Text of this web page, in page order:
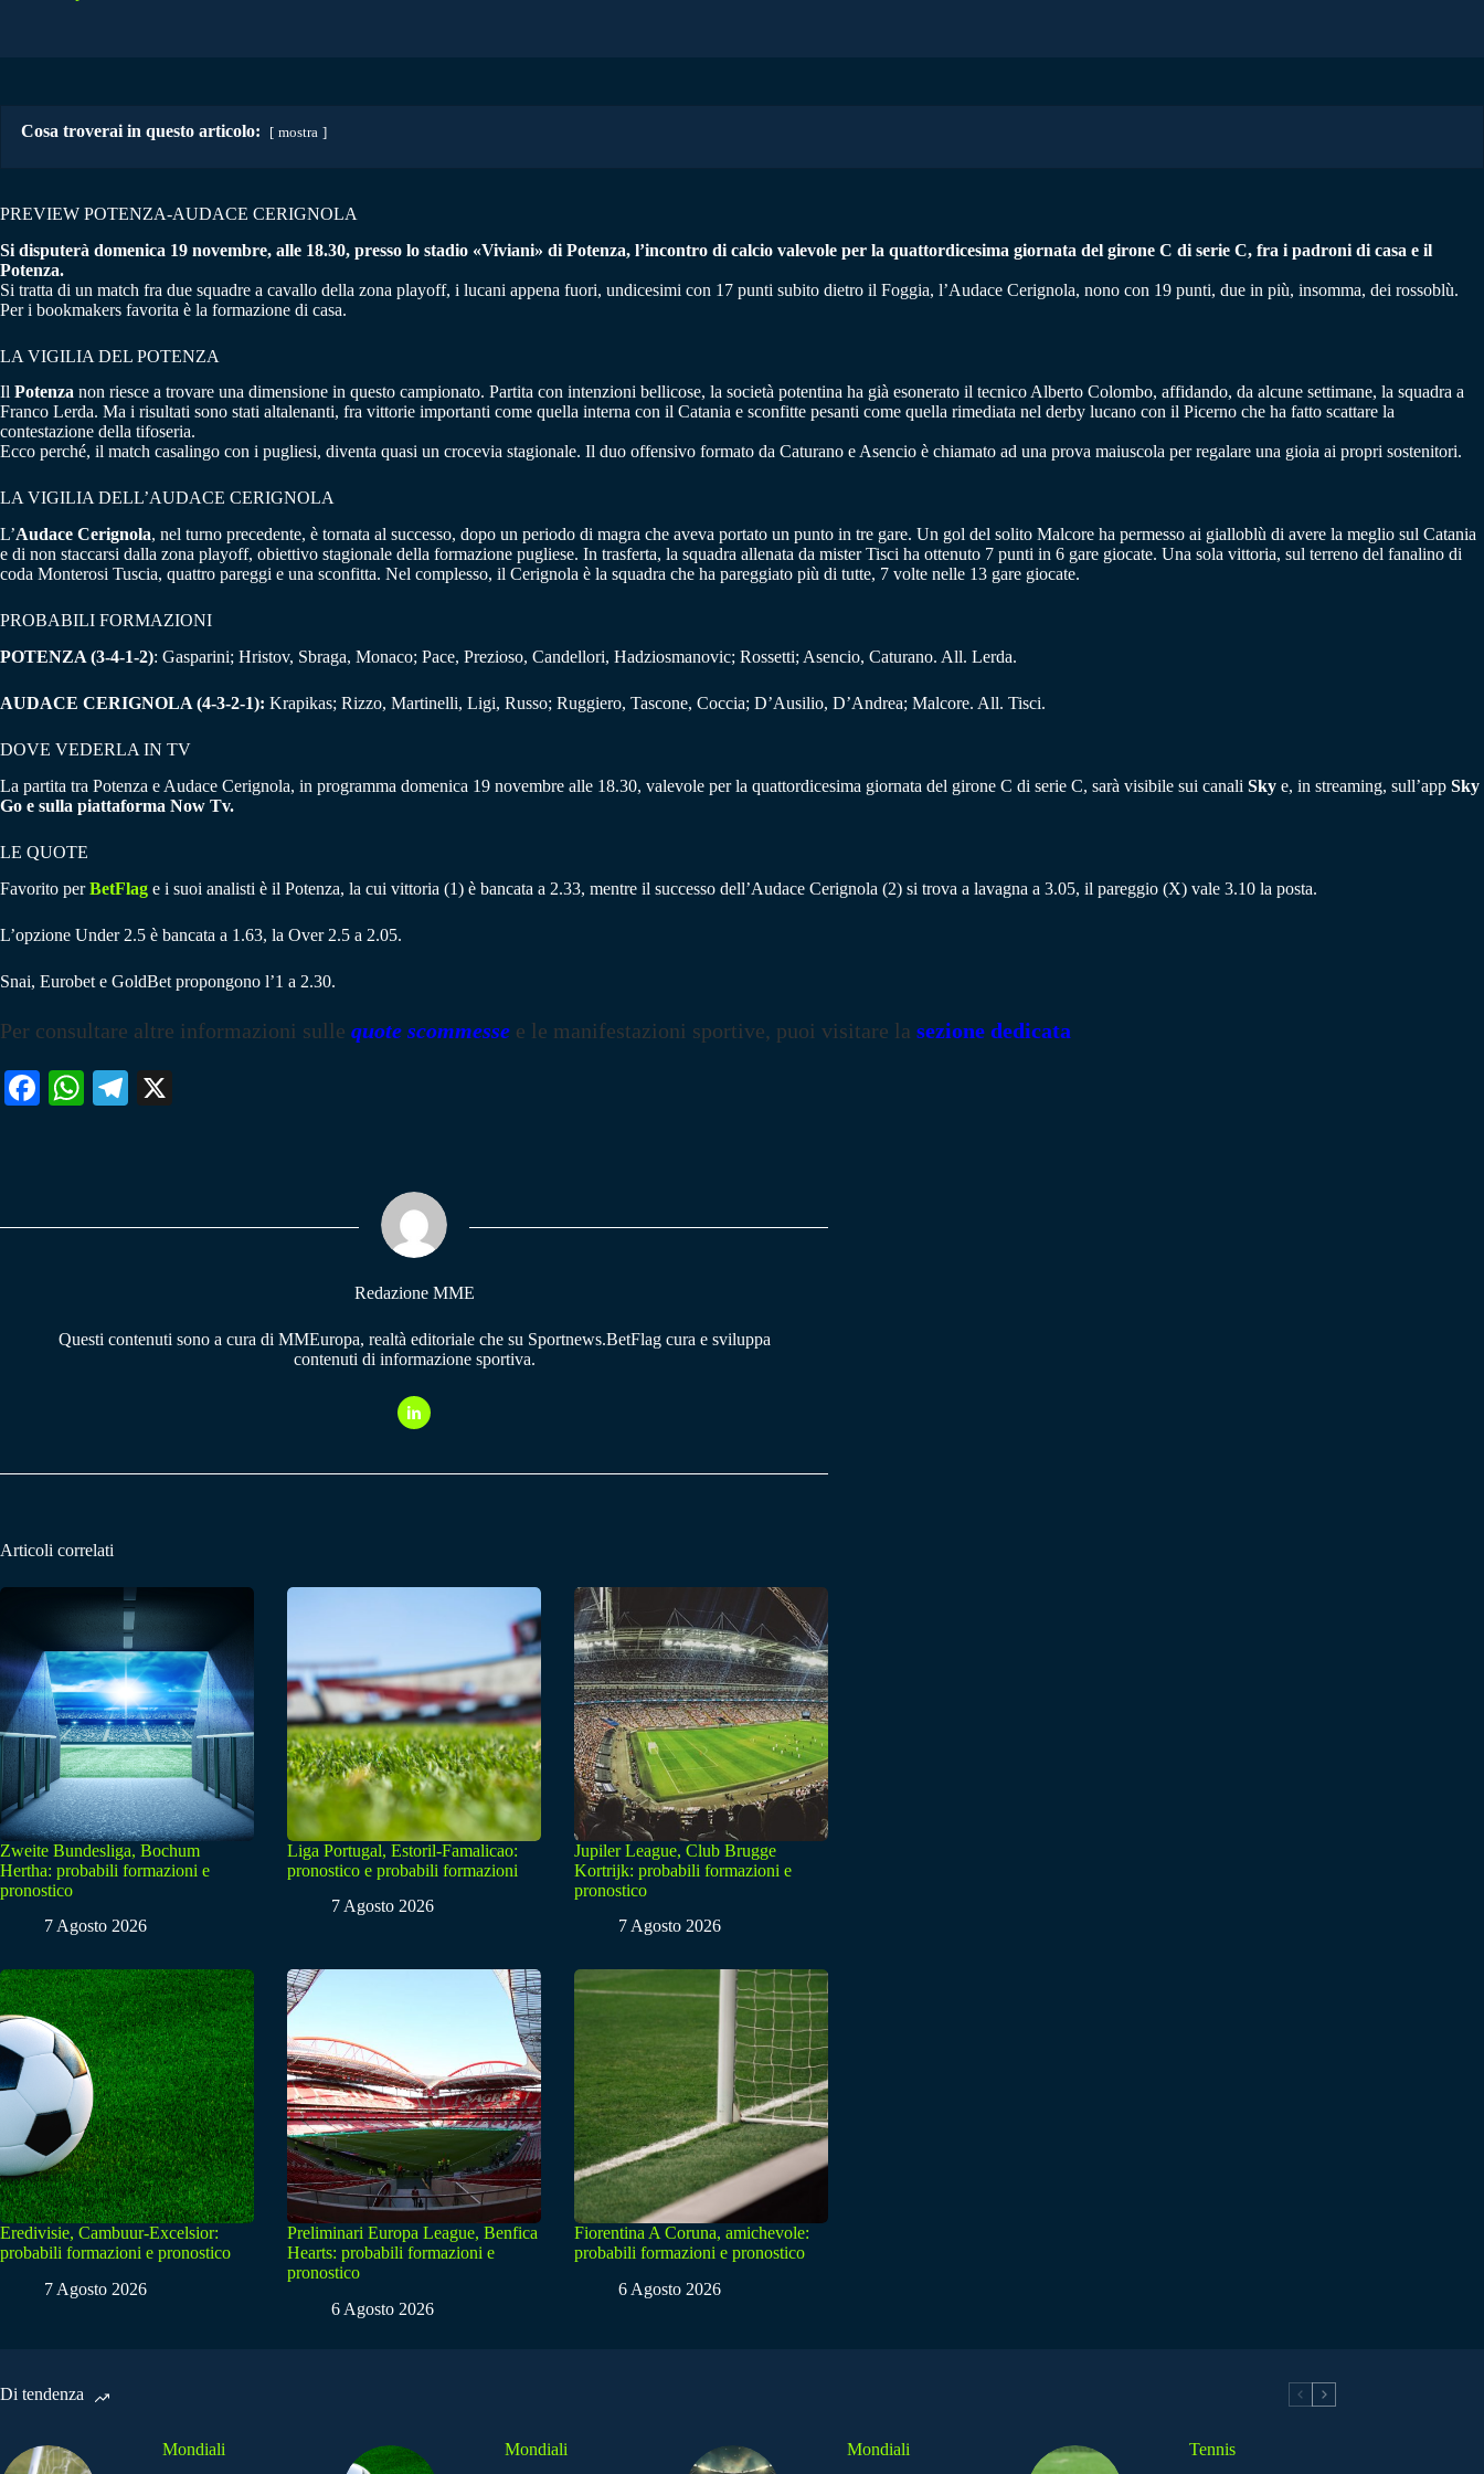
Cosa troverai in questo articolo: mostra
PREVIEW POTENZA-AUDACE CERIGNOLA
Si disputerà domenica 19 novembre, alle 18.30, presso lo stadio «Viviani» di Potenza, l’incontro di calcio valevole per la quattordicesima giornata del girone C di serie C, fra i padroni di casa e il
Potenza.
Si tratta di un match fra due squadre a cavallo della zona playoff, i lucani appena fuori, undicesimi con 17 punti subito dietro il Foggia, l’Audace Cerignola, nono con 19 punti, due in più, insomma, dei rossoblù.
Per i bookmakers favorita è la formazione di casa.
LA VIGILIA DEL POTENZA
Il Potenza non riesce a trovare una dimensione in questo campionato. Partita con intenzioni bellicose, la società potentina ha già esonerato il tecnico Alberto Colombo, affidando, da alcune settimane, la squadra a
Franco Lerda. Ma i risultati sono stati altalenanti, fra vittorie importanti come quella interna con il Catania e sconfitte pesanti come quella rimediata nel derby lucano con il Picerno che ha fatto scattare la
contestazione della tifoseria.
Ecco perché, il match casalingo con i pugliesi, diventa quasi un crocevia stagionale. Il duo offensivo formato da Caturano e Asencio è chiamato ad una prova maiuscola per regalare una gioia ai propri sostenitori.
LA VIGILIA DELL’AUDACE CERIGNOLA
L’Audace Cerignola, nel turno precedente, è tornata al successo, dopo un periodo di magra che aveva portato un punto in tre gare. Un gol del solito Malcore ha permesso ai gialloblù di avere la meglio sul Catania
e di non staccarsi dalla zona playoff, obiettivo stagionale della formazione pugliese. In trasferta, la squadra allenata da mister Tisci ha ottenuto 7 punti in 6 gare giocate. Una sola vittoria, sul terreno del fanalino di
coda Monterosi Tuscia, quattro pareggi e una sconfitta. Nel complesso, il Cerignola è la squadra che ha pareggiato più di tutte, 7 volte nelle 13 gare giocate.
PROBABILI FORMAZIONI
POTENZA (3-4-1-2): Gasparini; Hristov, Sbraga, Monaco; Pace, Prezioso, Candellori, Hadziosmanovic; Rossetti; Asencio, Caturano. All. Lerda.
AUDACE CERIGNOLA (4-3-2-1): Krapikas; Rizzo, Martinelli, Ligi, Russo; Ruggiero, Tascone, Coccia; D’Ausilio, D’Andrea; Malcore. All. Tisci.
DOVE VEDERLA IN TV
La partita tra Potenza e Audace Cerignola, in programma domenica 19 novembre alle 18.30, valevole per la quattordicesima giornata del girone C di serie C, sarà visibile sui canali Sky e, in streaming, sull’app Sky
Go e sulla piattaforma Now Tv.
LE QUOTE
Favorito perBetFlag e i suoi analisti è il Potenza, la cui vittoria (1) è bancata a 2.33, mentre il successo dell’Audace Cerignola (2) si trova a lavagna a 3.05, il pareggio (X) vale 3.10 la posta.
L’opzione Under 2.5 è bancata a 1.63, la Over 2.5 a 2.05.
Snai, Eurobet e GoldBet propongono l’1 a 2.30.
Per consultare altre informazioni sulle quote scommesse e le manifestazioni sportive, puoi visitare la sezione dedicata
Fa W
pp
Te
m
Redazione MME
Questi contenuti sono a cura di MMEuropa, realtà editoriale che su Sportnews.BetFlag cura e sviluppa
contenuti di informazione sportiva.
Articoli correlati
Zweite Bundesliga, Bochum
Hertha: probabili formazioni e
pronostico
7 Agosto 2026
Liga Portugal, Estoril-Famalicao:
pronostico e probabili formazioni
7 Agosto 2026
Jupiler League, Club Brugge
Kortrijk: probabili formazioni e
pronostico
7 Agosto 2026
Eredivisie, Cambuur-Excelsior:
probabili formazioni e pronostico
7 Agosto 2026
Preliminari Europa League, Benfica
Hearts: probabili formazioni e
pronostico
6 Agosto 2026
Fiorentina A Coruna, amichevole:
probabili formazioni e pronostico
6 Agosto 2026
Di tendenza
Mondiali Mondiali Mondiali Tennis